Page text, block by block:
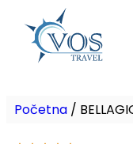
Početna /